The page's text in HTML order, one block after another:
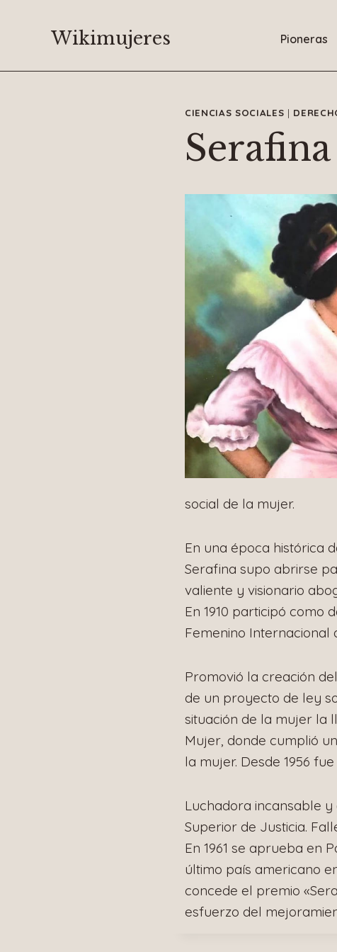
Wikimujeres Pioneras
CIENCIAS SOCIALES |
social de la mujer.
En una época histórica
Serafina supo abrirse
valiente y visionario
En 1910 participó como
Femenino Internacional
Promovió la creación
de un proyecto de ley
situación de la mujer la
Mujer, donde cumplió
la mujer. Desde 1956
Luchadora incansable
Superior de Justicia.
En 1961 se aprueba en
último país americano
concede el premio
esfuerzo del